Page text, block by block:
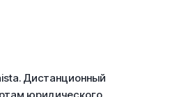
. Дистанционный
юридического